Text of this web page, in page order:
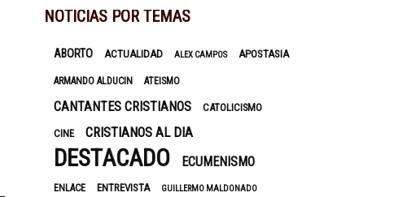
NOTICIAS POR TEMAS
ABORTO ACTUALIDAD ALEX CAMPOS APOSTASIA
ARMANDO ALDUCIN ATEISMO
CANTANTES CRISTIANOS CATOLICISMO
CINE CRISTIANOS AL DIA
DESTACADO ECUMENISMO
ENLACE ENTREVISTA GUILLERMO MALDONADO